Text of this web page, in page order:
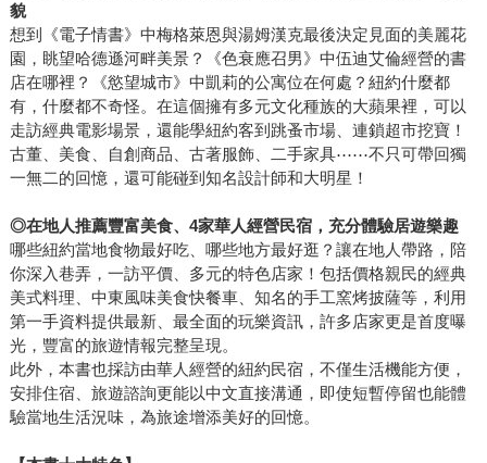
貌
想到《電子情書》中梅格萊恩與湯姆漢克最後決定見面的美麗花
園，眺望哈德遜河畔美景？《色衰應召男》中伍迪艾倫經營的書
店在哪裡？《慾望城市》中凱莉的公寓位在何處？紐約什麼都
有，什麼都不奇怪。在這個擁有多元文化種族的大蘋果裡，可以
走訪經典電影場景，還能學紐約客到跳蚤市場、連鎖超市挖寶！
古董、美食、自創商品、古著服飾、二手家具⋯⋯不只可帶回獨
一無二的回憶，還可能碰到知名設計師和大明星！
◎在地人推薦豐富美食、 4家華人經營民宿，充分體驗居遊樂趣
哪些紐約當地食物最好吃、哪些地方最好逛？讓在地人帶路，陪
你深入巷弄，一訪平價、多元的特色店家！包括價格親民的經典
美式料理、中東風味美食快餐車、知名的手工窯烤披薩等，利用
第一手資料提供最新、最全面的玩樂資訊，許多店家更是首度曝
光，豐富的旅遊情報完整呈現。
此外，本書也採訪由華人經營的紐約民宿，不僅生活機能方便，
安排住宿、旅遊諮詢更能以中文直接溝通，即使短暫停留也能體
驗當地生活況味，為旅途增添美好的回憶。